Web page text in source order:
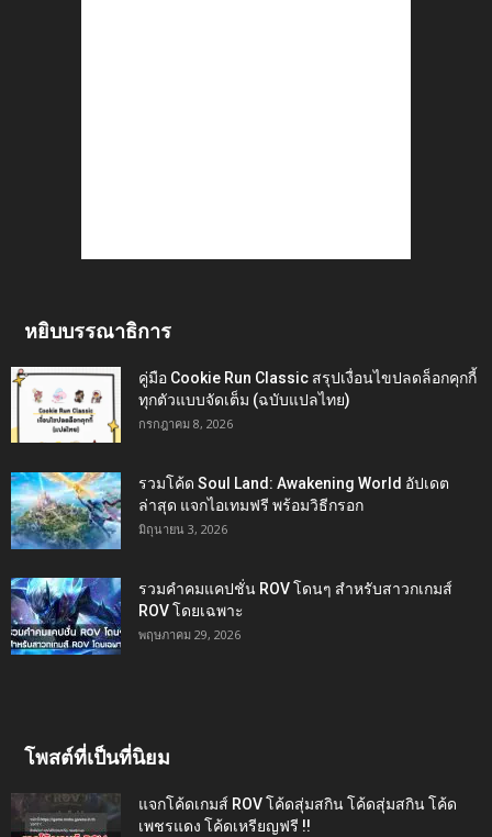
หยิบบรรณาธิการ
คู่มือ Cookie Run Classic สรุปเงื่อนไขปลดล็อกคุกกี้
ทุกตัวแบบจัดเต็ม (ฉบับแปลไทย)
กรกฎาคม 8, 2026
รวมโค้ด Soul Land: Awakening World อัปเดต
ล่าสุด แจกไอเทมฟรี พร้อมวิธีกรอก
มิถุนายน 3, 2026
รวมคำคมแคปชั่น ROV โดนๆ สำหรับสาวกเกมส์
ROV โดยเฉพาะ
พฤษภาคม 29, 2026
โพสต์ที่เป็นที่นิยม
แจกโค้ดเกมส์ ROV โค้ดสุ่มสกิน โค้ดสุ่มสกิน โค้ด
เพชรแดง โค้ดเหรียญฟรี !!